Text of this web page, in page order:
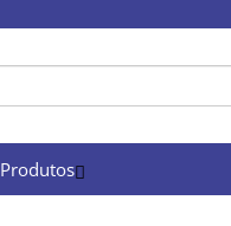
Produtos